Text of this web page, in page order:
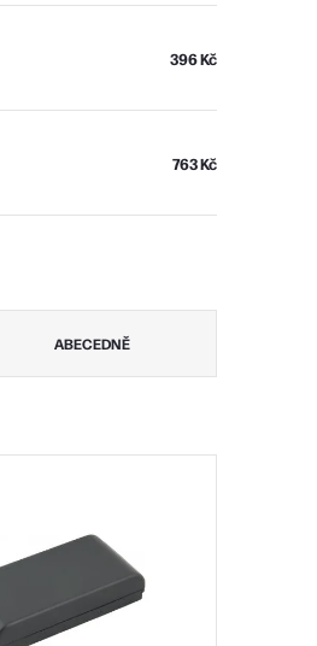
396 Kč
763 Kč
ABECEDNĚ